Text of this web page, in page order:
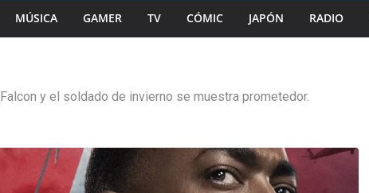
MÚSICA GAMER TV CÓMIC JAPÓN RADIO
Falcon y el soldado de invierno se muestra prometedor.